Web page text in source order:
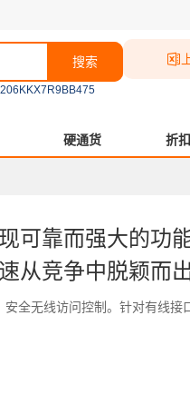
搜索
硬通货 折
靠而强大的功
从竞争中脱颖而出
全无线访问控制。针对有线接